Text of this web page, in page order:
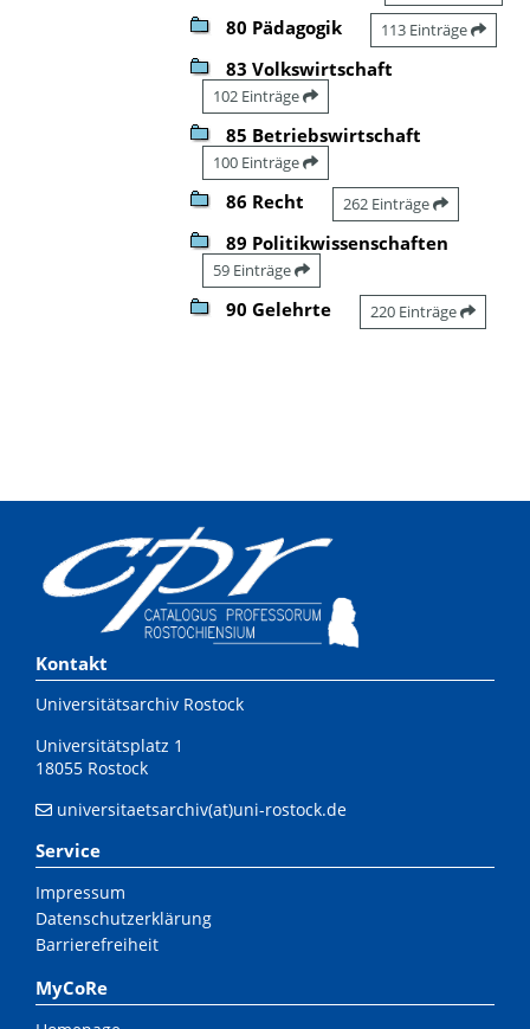
80 Pädagogik 113 Einträge
83 Volkswirtschaft
102 Einträge
85 Betriebswirtschaft
100 Einträge
86 Recht 262 Einträge
89 Politikwissenschaften
59 Einträge
90 Gelehrte 220 Einträge
Kontakt
Universitätsarchiv Rostock
Universitätsplatz 1
18055 Rostock
universitaetsarchiv(at)uni-rostock.de
Service
Impressum
Datenschutzerklärung
Barrierefreiheit
MyCoRe